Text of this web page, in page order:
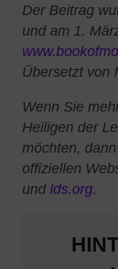
Der Beitrag
und am 1.
Übersetzt von
Wenn Sie
Heiligen der
möchten,
offiziellen
und lds.org.